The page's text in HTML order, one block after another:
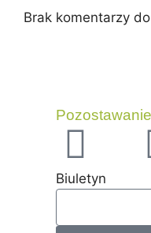
Brak komentarzy
Biuletyn